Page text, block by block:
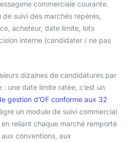
commerciale courante.
suivi des marchés repérés,
acheteur, date limite, lots
interne (candidater / ne pas
dizaines de candidatures par
une date limite ratée, c’est un
gestion d’OF conforme aux 32
un module de suivi commercial
reliant chaque marché remporté
conventions, aux